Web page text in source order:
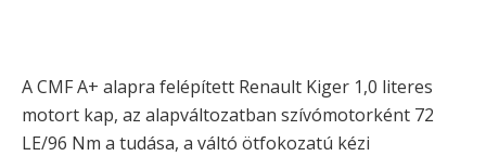
A CMF A+ alapra felépített Renault Kiger 1,0 literes
motort kap, az alapváltozatban szívómotorként 72
LE/96 Nm a tudása, a váltó ötfokozatú kézi